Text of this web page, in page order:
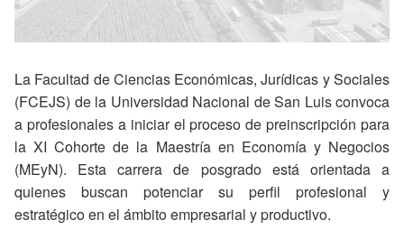
La Facultad de Ciencias Económicas, Jurídicas y Sociales
(FCEJS) de la Universidad Nacional de San Luis convoca
a profesionales a iniciar el proceso de preinscripción para
la XI Cohorte de la Maestría en Economía y Negocios
(MEyN). Esta carrera de posgrado está orientada a
quienes buscan potenciar su perfil profesional y
estratégico en el ámbito empresarial y productivo.